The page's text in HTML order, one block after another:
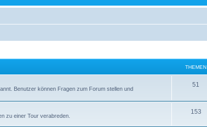
THEMEN
Benutzer können Fragen zum Forum stellen und
51
e
zu einer Tour verabreden.
153T